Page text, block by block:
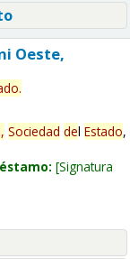
Oeste,
.
Sociedad del Estado,
Signatura